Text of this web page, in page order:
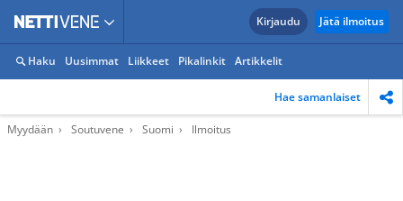
Kirjaudu Jätä ilmoitus
Haku Uusimmat Liikkeet Pikalinkit Artikkelit
Hae samanlaiset
Myydään Soutuvene Suomi Ilmoitus